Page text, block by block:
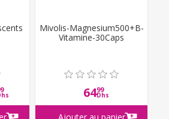
Mivolis-Magnesium500+B-
Vitamine-30Caps
6499
Dhs